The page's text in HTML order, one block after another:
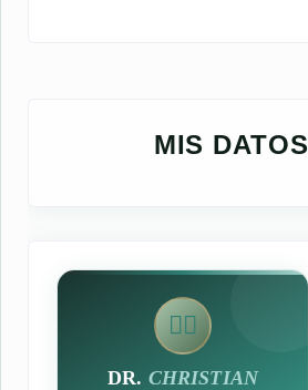
MIS DATOS
👨‍⚕️
DR. CHRISTIAN